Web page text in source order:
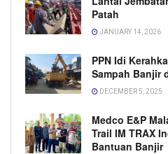
Patah
JANUARY 14, 2026
PPN Idi
Sampah Banjir
DECEMBER 5, 2025
Medco E&P
Trail IM TRAX
Bantuan Banjir